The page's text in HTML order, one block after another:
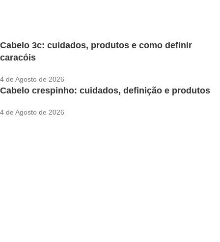
Cabelo 3c: cuidados, produtos e como definir
caracóis
4 de Agosto de 2026
Cabelo crespinho: cuidados, definição e produtos
4 de Agosto de 2026